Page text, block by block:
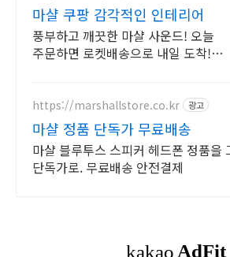
마샬 쿠팡 감각적인 인테리어
풍부하고 깨끗한 마샬 사운드! 오늘
주문하면 로켓배송으로 내일 도착! 인
구매.
https://marshallstore.co.kr 광고
마샬 정품 단독가 무료배송
마샬 블루투스 스피커 헤드폰 정품을
단독가로. 무료배송 안전결제